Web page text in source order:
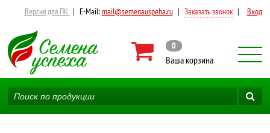
Версия для ПК | E-Mail:mail@semenauspeha.ru | Заказать звонок | Вход
0
Ваша корзина